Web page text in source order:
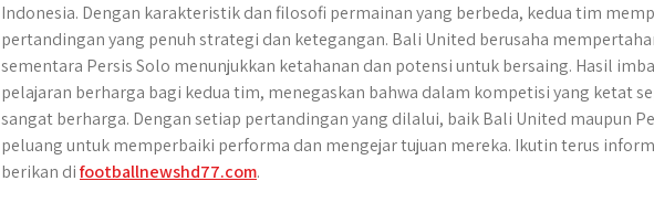
Indonesia. Dengan karakteristik dan filosofi permainan yang berbeda, kedua tim
pertandingan yang penuh strategi dan ketegangan. Bali United berusaha
sementara Persis Solo menunjukkan ketahanan dan potensi untuk bersaing. Hasil
pelajaran berharga bagi kedua tim, menegaskan bahwa dalam kompetisi yang ketat
sangat berharga. Dengan setiap pertandingan yang dilalui, baik Bali United maupun
peluang untuk memperbaiki performa dan mengejar tujuan mereka. Ikutin terus
berikan difootballnewshd77.com.